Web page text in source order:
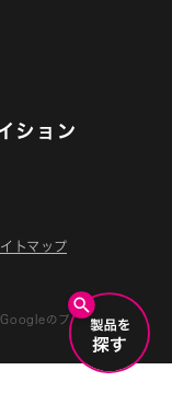
ション
トマップ
の プライバシーポ